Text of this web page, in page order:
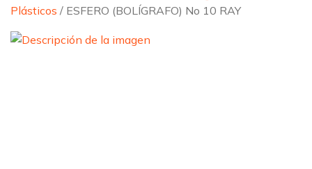
Plásticos / ESFERO (BOLÍGRAFO) No 10 RAY